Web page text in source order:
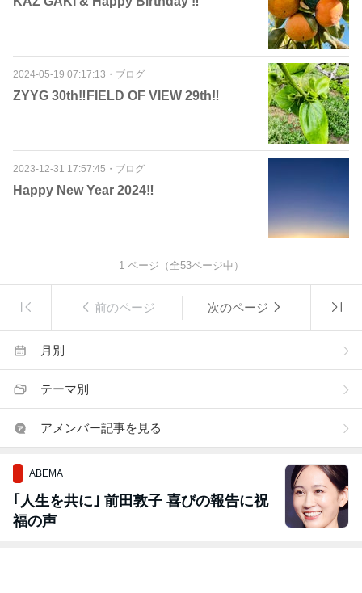
2024-05-19 07:17:13 ・ ブログ
ZYYG 30th‼️FIELD OF VIEW 29th‼️
2023-12-31 17:57:45 ・ ブログ
Happy New Year 2024‼️
1 ページ（全53ページ中）
前のページ 次のページ
月別
テーマ別
アメンバー記事を見る
ABEMA
｢人生を共に｣ 前田敦子 喜びの報告に祝
福の声